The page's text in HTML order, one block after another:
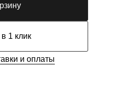
в 1 клик
и оплаты